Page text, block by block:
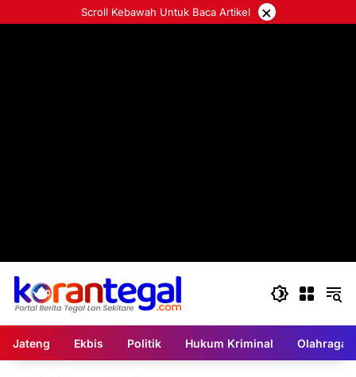
ke
Scroll Kebawah Untuk Baca Artikel ×
Jateng Ekbis Politik Hukum Kriminal Olahraga